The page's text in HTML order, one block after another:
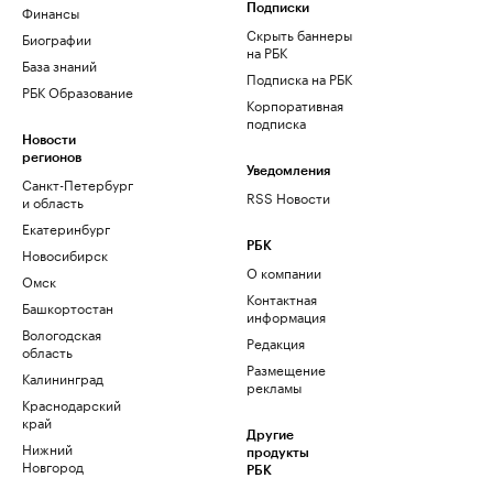
Финансы
Биографии
База знаний
РБК Образование
Новости
регионов
Санкт-Петербург
и область
Екатеринбург
Новосибирск
Омск
Башкортостан
Вологодская
область
Калининград
Краснодарский
край
Нижний
Новгород
Подписки
Скрыть баннеры
на РБК
Подписка на РБК
Корпоративная
подписка
Уведомления
RSS Новости
РБК
О компании
Контактная
информация
Редакция
Размещение
рекламы
Другие
продукты
РБК